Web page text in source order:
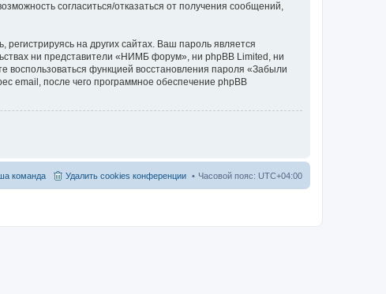
согласиться/отказаться от получения сообщений,
на других сайтах. Ваш пароль является
ни представители «НИМБ форум», ни phpBB Limited, ни
воспользоваться функцией восстановления пароля «Забыли
email, после чего программное обеспечение phpBB
Часовой пояс: UTC+04:00
Удалить cookies конференции
команда